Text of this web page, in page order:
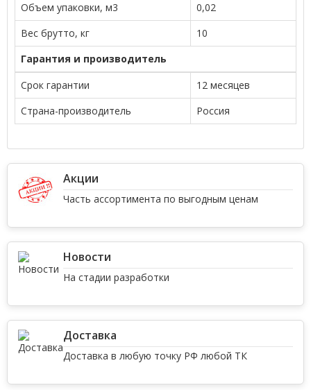
Объем упаковки, м3
0,02
Вес брутто, кг
10
Гарантия и производитель
Срок гарантии
12 месяцев
Страна-производитель
Россия
Акции
Часть ассортимента по выгодным ценам
Новости
На стадии разработки
Доставка
Доставка в любую точку РФ любой ТК